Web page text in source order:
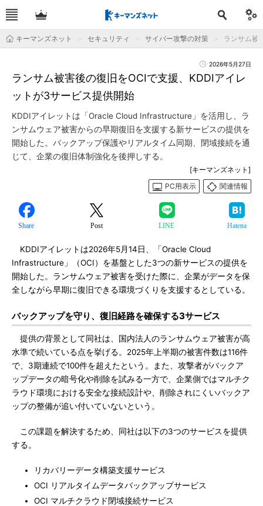
キーマンズネット セキュリティ サイバー攻撃の対策 ランサム被
2026年5月27日
ランサム被害後の復旧をOCIで支援、KDDIアイレ
ットが3サービス提供開始
KDDIアイレットは「Oracle Cloud Infrastructure」を活用し、ラ
ンサムウェア被害からの早期復旧を支援する新サービスの提供を
開始した。バックアップ保護やリアルタイム同期、閉域接続を通
じて、企業の復旧体制強化を後押しする。
[キーマンズネット]
PC用表示
関連情報
Share Post LINE Hatena
KDDIアイレットは2026年5月14日、「Oracle Cloud
Infrastructure」（OCI）を基盤とした3つの新サービスの提供を
開始した。ランサムウェア被害を受けた際に、企業がデータを保
全しながら早期に復旧できる環境づくりを支援するとしている。
バックアップを守り、復旧経路を確保する3サービス
提供の背景として同社は、国内法人のランサムウェア被害が高
水準で続いている点を挙げる。2025年上半期の被害件数は116件
で、3期連続で100件を超えたという。また、攻撃者がバックア
ップデータの暗号化や削除を試みる一方で、企業側ではマルチク
ラウド環境における安全な接続設計や、削除されにくいバックア
ップの整備が追い付いていないという。
この課題を解決するため、同社は以下の3つのサービスを提供
する。
リカバリーデータ構築支援サービス
OCI リアルタイムデータバックアップサービス
OCI マルチクラウド閉域接続サービス